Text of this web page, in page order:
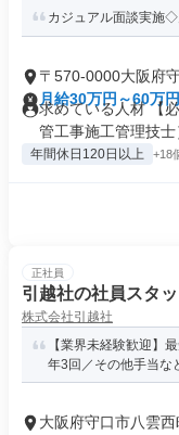
カジュアル面談実施
〒570-0000大阪府
月給30万円～60万円
求めている人材 【
管工事施工管理技士
年間休日120日以上 +18
正社員
引越社の社員スタ
株式会社引越社
【業界未経験歓迎】
年3回／その他手当な
大阪府守口市八雲西